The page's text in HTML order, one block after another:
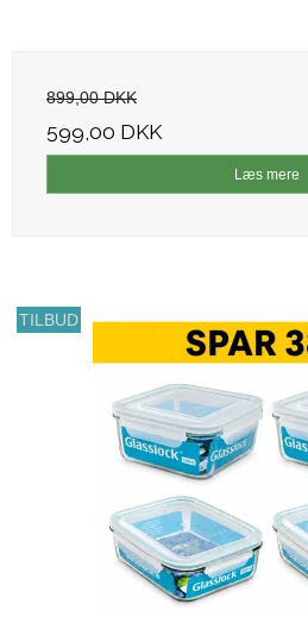
899,00 DKK
599,00 DKK
Læs mere
TILBUD